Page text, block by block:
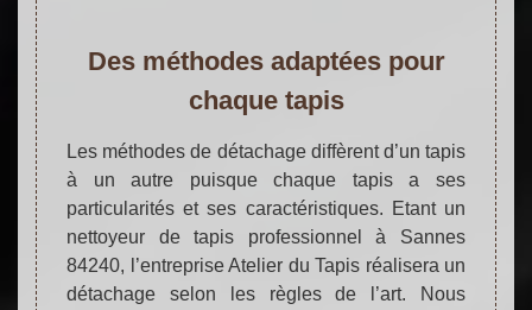
Des méthodes adaptées pour
chaque tapis
Les méthodes de détachage diffèrent d’un tapis
à un autre puisque chaque tapis a ses
particularités et ses caractéristiques. Etant un
nettoyeur de tapis professionnel à Sannes
84240, l’entreprise Atelier du Tapis réalisera un
détachage selon les règles de l’art. Nous